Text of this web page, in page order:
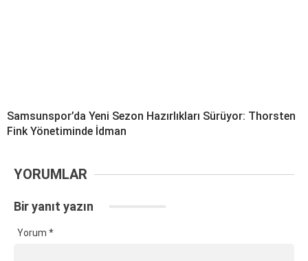
Samsunspor’da Yeni Sezon Hazırlıkları Sürüyor: Thorsten
Fink Yönetiminde İdman
YORUMLAR
Bir yanıt yazın
Yorum *